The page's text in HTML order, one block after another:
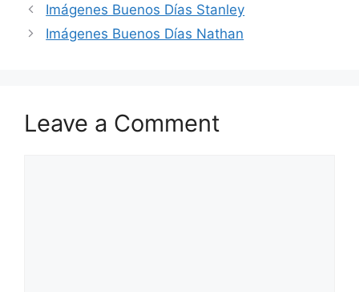
Imágenes Buenos Días Stanley
Imágenes Buenos Días Nathan
Leave a Comment